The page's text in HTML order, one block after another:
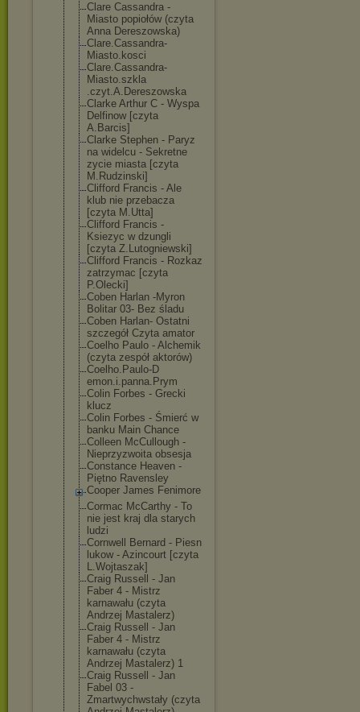
Clare Cassandra -
Miasto popiołów (czyta
Anna Dereszowska)
Clare.Cassandra-
Miasto.kosci
Clare.Cassandra-
Miasto.szkla
.czyt.A.Dereszowska
Clarke Arthur C - Wyspa
Delfinow [czyta
A.Barcis]
Clarke Stephen - Paryz
na widelcu - Sekretne
zycie miasta [czyta
M.Rudzinski]
Clifford Francis - Ale
klub nie przebacza
[czyta M.Utta]
Clifford Francis -
Ksiezyc w dzungli
[czyta Z.Lutogniewski]
Clifford Francis - Rozkaz
zatrzymac [czyta
P.Olecki]
Coben Harlan -Myron
Bolitar 03- Bez śladu
Coben Harlan- Ostatni
szczegół Czyta amator
Coelho Paulo - Alchemik
(czyta zespół aktorów)
Coelho.Paulo-D
emon.i.panna.Prym
Colin Forbes - Grecki
klucz
Colin Forbes - Śmierć w
banku Main Chance
Colleen McCullough -
Nieprzyzwoita obsesja
Constance Heaven -
Piętno Ravensley
Cooper James Fenimore
Cormac McCarthy - To
nie jest kraj dla starych
ludzi
Cornwell Bernard - Piesn
lukow - Azincourt [czyta
L.Wojtaszak]
Craig Russell - Jan
Faber 4 - Mistrz
karnawału (czyta
Andrzej Mastalerz)
Craig Russell - Jan
Faber 4 - Mistrz
karnawału (czyta
Andrzej Mastalerz) 1
Craig Russell - Jan
Fabel 03 -
Zmartwychwstały (czyta